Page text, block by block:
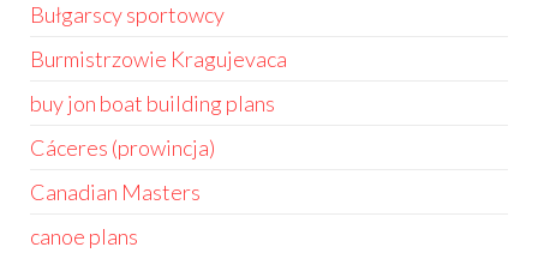
Bułgarscy sportowcy
Burmistrzowie Kragujevaca
buy jon boat building plans
Cáceres (prowincja)
Canadian Masters
canoe plans